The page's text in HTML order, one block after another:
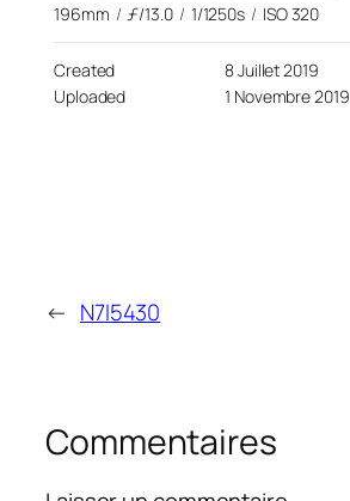
196mm / ƒ/13.0 / 1/1250s / ISO 320
Created
8 Juillet 2019
Uploaded
1 Novembre 2019
← N7I5430
Commentaires